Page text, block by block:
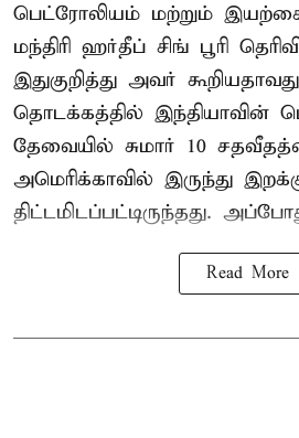
பெட்ரோலியம் மற்றும் இயற்கை
மந்திரி ஹர்தீப் சிங் பூரி
இதுகுறித்து அவர்
தொடக்கத்தில் இந்தியாவின்
தேவையில் சுமார் 10
அமெரிக்காவில் இருந்து
திட்டமிடப்பட்டிருந்தது.
Read More